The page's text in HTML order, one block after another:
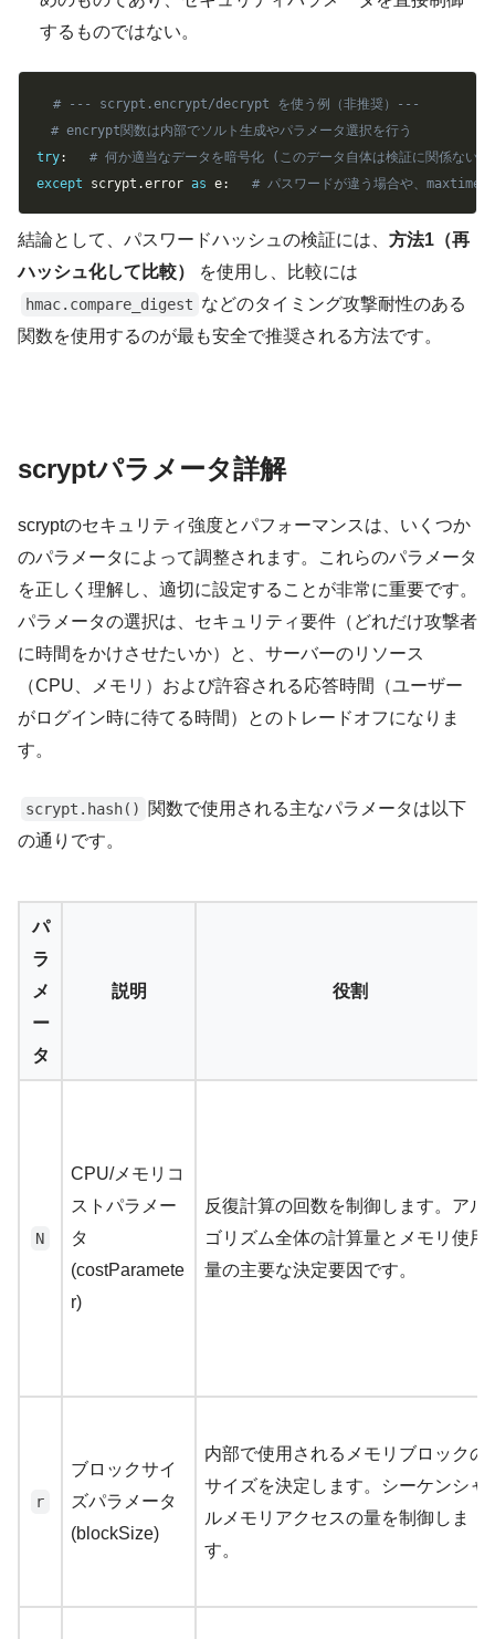
するものではない。
# --- scrypt.encrypt/decrypt を使う例（非推奨）---
# encrypt関数は内部でソルト生成やパラメータ選択を行う
try:
# 何か適当なデータを暗号化 (このデータ自体は検証に関
except scrypt .error as e: # パスワードが違う場合や、
結論として、パスワードハッシュの検証には、 方法1（再
ハッシュ化して比較）
を使用し、比較には
hmac.compare_digest などのタイミング攻撃耐性のある
関数を使用するのが最も安全で推奨される方法です。
scryptパラメータ詳解
scryptのセキュリティ強度とパフォーマンスは、いくつか
のパラメータによって調整されます。これらのパラメータ
を正しく理解し、適切に設定することが非常に重要です。
パラメータの選択は、セキュリティ要件（どれだけ攻撃者
に時間をかけさせたいか）と、サーバーのリソース
（CPU、メモリ）および許容される応答時間（ユーザー
がログイン時に待てる時間）とのトレードオフになりま
す。
scrypt.hash()
関数で使用される主なパラメータは以下
の通りです。
パ
ラ
メ
ー
タ
説明 役割
N
CPU/メモリコ
ストパラメー
タ
(costParamete
r)
反復計算の回数を制御します。アル
ゴリズム全体の計算量とメモリ使用
量の主要な決定要因です。
r
ブロックサイ
ズパラメータ
(blockSize)
内部で使用されるメモリブロックの
サイズを決定します。シーケンシャ
ルメモリアクセスの量を制御しま
す。